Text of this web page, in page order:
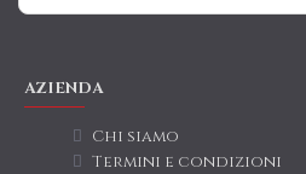
AZIENDA
Chi siamo
Termini e condizioni